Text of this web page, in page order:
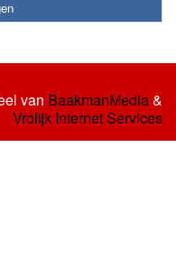
van BaakmanMedia&
Vrolijk Internet Services